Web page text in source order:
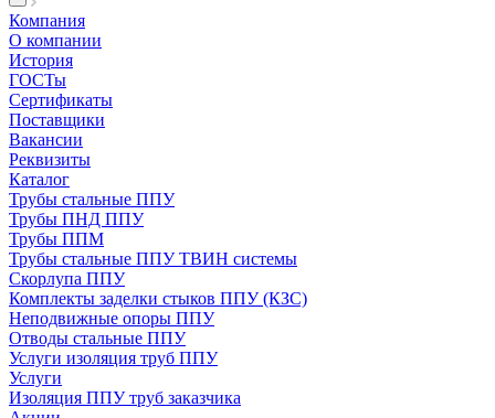
Компания
О компании
История
ГОСТы
Сертификаты
Поставщики
Вакансии
Реквизиты
Каталог
Трубы стальные ППУ
Трубы ПНД ППУ
Трубы ППМ
Трубы стальные ППУ ТВИН системы
Скорлупа ППУ
Комплекты заделки стыков ППУ (КЗС)
Неподвижные опоры ППУ
Отводы стальные ППУ
Услуги изоляция труб ППУ
Услуги
Изоляция ППУ труб заказчика